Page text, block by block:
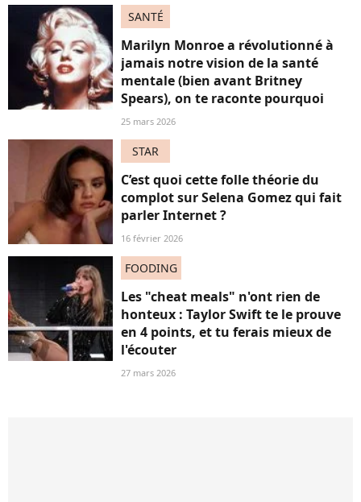
SANTÉ
Marilyn Monroe a révolutionné à
jamais notre vision de la santé
mentale (bien avant Britney
Spears), on te raconte pourquoi
25 mars 2026
STAR
C’est quoi cette folle théorie du
complot sur Selena Gomez qui fait
parler Internet ?
16 février 2026
FOODING
Les "cheat meals" n'ont rien de
honteux : Taylor Swift te le prouve
en 4 points, et tu ferais mieux de
l'écouter
27 mars 2026